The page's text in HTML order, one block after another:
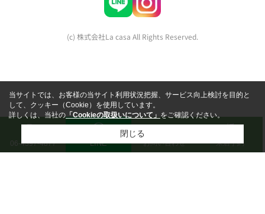
(c) 株式会社La casa All Rights Reserved.
06-4397-4877 LINE お問い合わせ 来店予約
当サイトでは、お客様の当サイト利用状況把握、サービス向上検討を目的と
して、クッキー（Cookie）を使用しています。
詳しくは、当社の「Cookieの取扱いについて」をご確認ください。
閉じる